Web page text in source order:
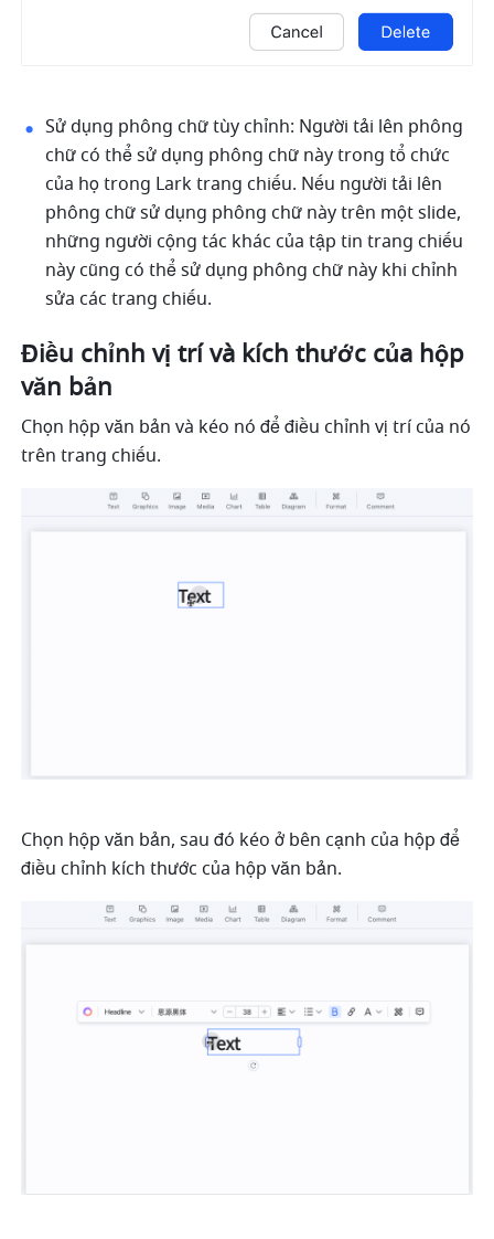
Sử dụng phông chữ tùy chỉnh: Người tải lên phông
chữ có thể sử dụng phông chữ này trong tổ chức
của họ trong Lark trang chiếu. Nếu người tải lên
phông chữ sử dụng phông chữ này trên một slide,
những người cộng tác khác của tập tin trang chiếu
này cũng có thể sử dụng phông chữ này khi chỉnh
sửa các trang chiếu.
Điều chỉnh vị trí và kích thước của hộp
văn bản
Chọn hộp văn bản và kéo nó để điều chỉnh vị trí của nó
trên trang chiếu.
Chọn hộp văn bản, sau đó kéo ở bên cạnh của hộp để
điều chỉnh kích thước của hộp văn bản.